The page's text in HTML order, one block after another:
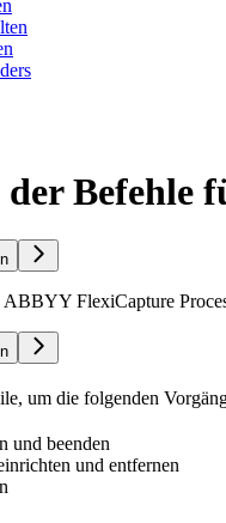
Befehle
FlexiCapture
um die folgenden
und beenden
und entfernen